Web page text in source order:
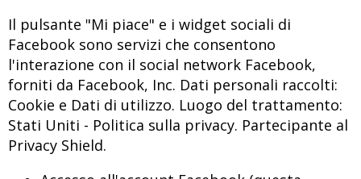
Il pulsante "Mi piace" e i widget sociali di
Facebook sono servizi che consentono
l'interazione con il social network Facebook,
forniti da Facebook, Inc. Dati personali raccolti:
Cookie e Dati di utilizzo. Luogo del trattamento:
Stati Uniti - Politica sulla privacy. Partecipante al
Privacy Shield.